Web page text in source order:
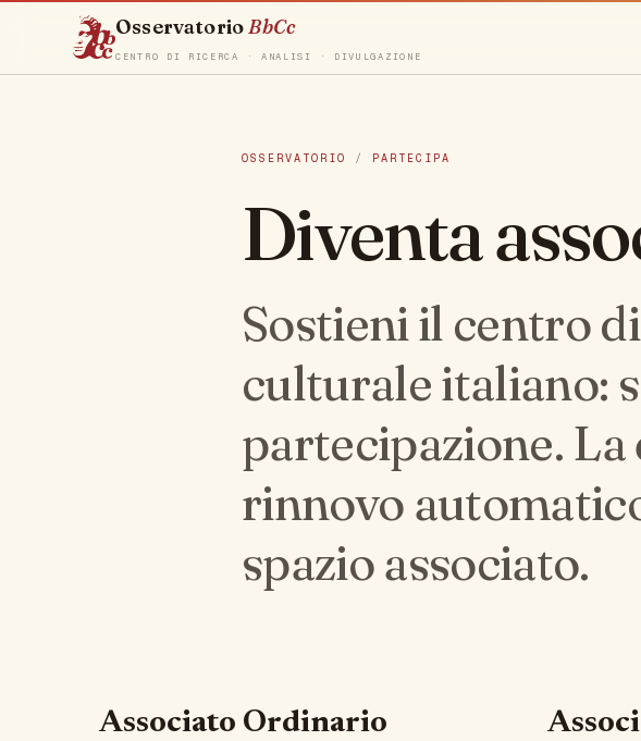
Osservatorio BbCc
CENTRO DI RICERCA · ANALISI · DIVULGAZIONE
OSSERVATORIO / PARTECIPA
Diventa
Sostieni il centro
culturale italiano:
partecipazione. La
rinnovo
spazio associato.
Associato Ordinario